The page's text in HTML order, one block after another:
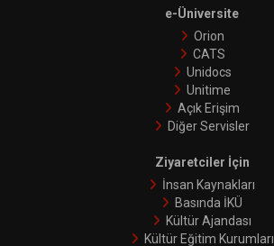
e-Üniversite
Orion
CATS
Unidocs
Unitime
Açık Erişim
Diğer Servisler
Ziyaretciler İçin
İnsan Kaynakları
Basında İKÜ
Kültür Ajandası
Kültür Eğitim Kurumları